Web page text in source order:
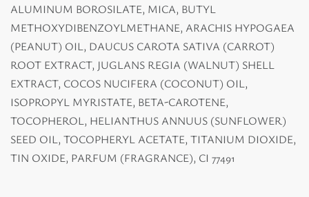
ALUMINUM BOROSILATE, MICA, BUTYL
METHOXYDIBENZOYLMETHANE, ARACHIS HYPOGAEA
(PEANUT) OIL, DAUCUS CAROTA SATIVA (CARROT)
ROOT EXTRACT, JUGLANS REGIA (WALNUT) SHELL
EXTRACT, COCOS NUCIFERA (COCONUT) OIL,
ISOPROPYL MYRISTATE, BETA-CAROTENE,
TOCOPHEROL, HELIANTHUS ANNUUS (SUNFLOWER)
SEED OIL, TOCOPHERYL ACETATE, TITANIUM DIOXIDE,
TIN OXIDE, PARFUM (FRAGRANCE), CI 77491